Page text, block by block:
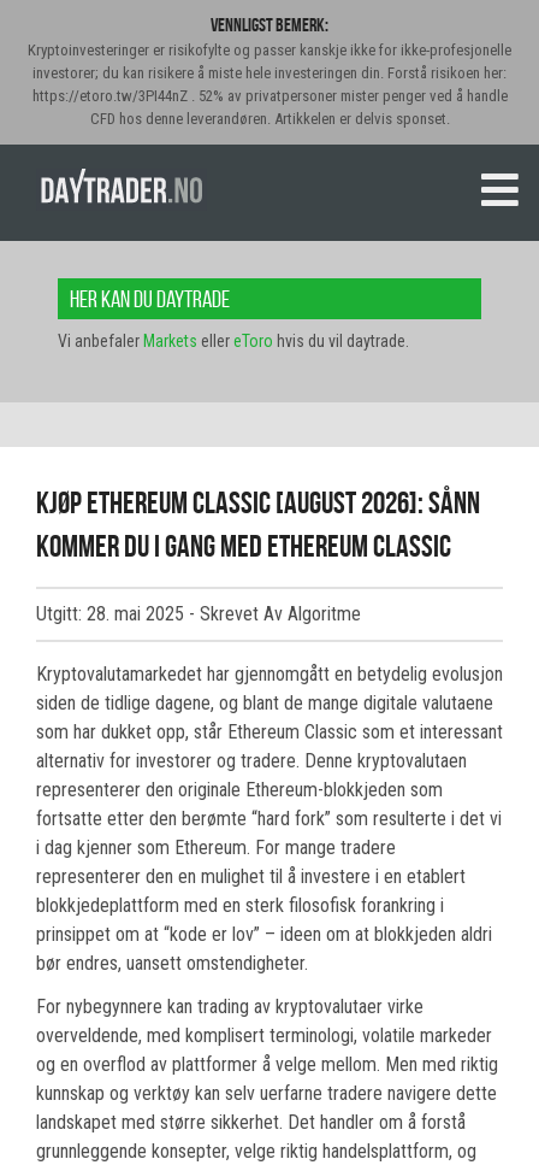
Vennligst bemerk:
Kryptoinvesteringer er risikofylte og passer kanskje ikke for ikke-profesjonelle
investorer; du kan risikere å miste hele investeringen din. Forstå risikoen her:
https://etoro.tw/3PI44nZ . 52% av privatpersoner mister penger ved å handle
CFD hos denne leverandøren. Artikkelen er delvis sponset.
Her kan du daytrade
Vi anbefaler Markets ellereToro hvis du vil daytrade.
Kjøp Ethereum Classic [august 2026]: Sånn
kommer du i gang med Ethereum Classic
Utgitt: 28. mai 2025 - Skrevet Av Algoritme
Kryptovalutamarkedet har gjennomgått en betydelig evolusjon
siden de tidlige dagene, og blant de mange digitale valutaene
som har dukket opp, står Ethereum Classic som et interessant
alternativ for investorer og tradere. Denne kryptovalutaen
representerer den originale Ethereum-blokkjeden som
fortsatte etter den berømte “hard fork” som resulterte i det vi
i dag kjenner som Ethereum. For mange tradere
representerer den en mulighet til å investere i en etablert
blokkjedeplattform med en sterk filosofisk forankring i
prinsippet om at “kode er lov” – ideen om at blokkjeden aldri
bør endres, uansett omstendigheter.
For nybegynnere kan trading av kryptovalutaer virke
overveldende, med komplisert terminologi, volatile markeder
og en overflod av plattformer å velge mellom. Men med riktig
kunnskap og verktøy kan selv uerfarne tradere navigere dette
landskapet med større sikkerhet. Det handler om å forstå
grunnleggende konsepter, velge riktig handelsplattform, og